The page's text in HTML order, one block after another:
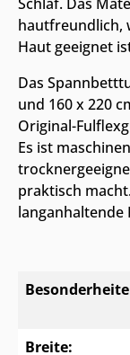
hautfreundlich,
Haut geeignet
Das
und 160 x 220
Original-
Es ist
praktisch
langanhaltende
Breite: